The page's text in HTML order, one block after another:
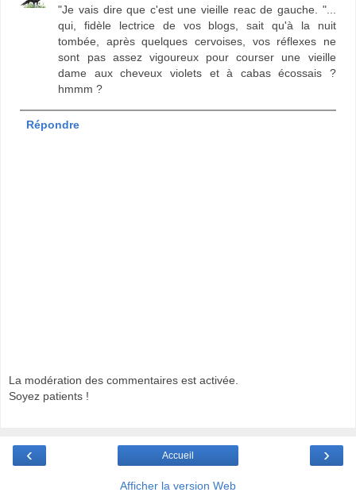
"Je vais dire que c'est une vieille reac de gauche. "...
qui, fidèle lectrice de vos blogs, sait qu'à la nuit
tombée, après quelques cervoises, vos réflexes ne
sont pas assez vigoureux pour courser une vieille
dame aux cheveux violets et à cabas écossais ?
hmmm ?
Répondre
La modération des commentaires est activée.
Soyez patients !
‹ ›
Accueil
Afficher la version Web